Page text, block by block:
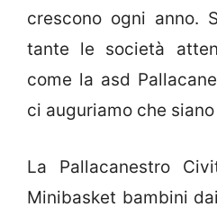
crescono ogni anno.
tante le società
come la asd
ci auguriamo che
La Pallacanestro
Minibasket bambini